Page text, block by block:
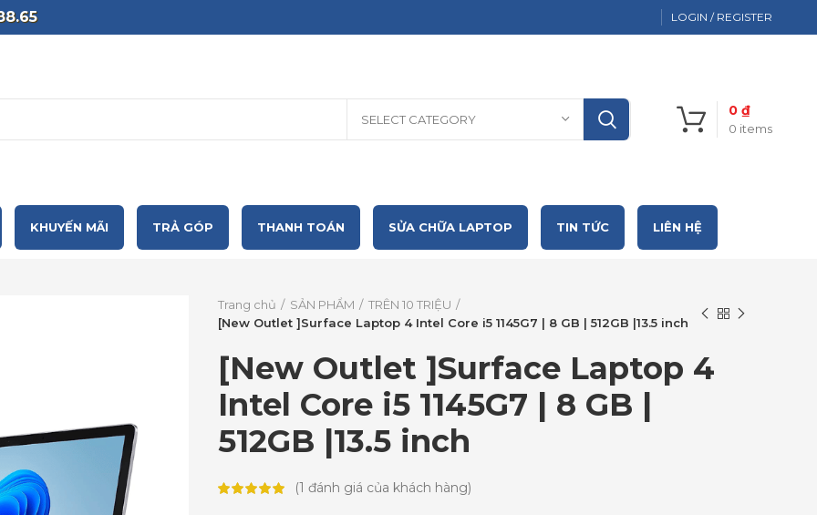
LOGIN / REGISTER
SELECT CATEGORY
0 items
0₫
KHUYẾN MÃI TRẢ GÓP THANH TOÁN SỬA CHỮA LAPTOP TIN TỨC LIÊN HỆ
Trang chủ SẢN PHẨM
TRÊN 10 TRIỆU
[New Outlet ]Surface Laptop 4 Intel Core i5 1145G7 | 8 GB | 512GB |13.5 inch
[New Outlet ]Surface Laptop 4
Intel Core i5 1145G7 | 8 GB |
512GB |13.5 inch
(1 đánh giá của khách hàng)